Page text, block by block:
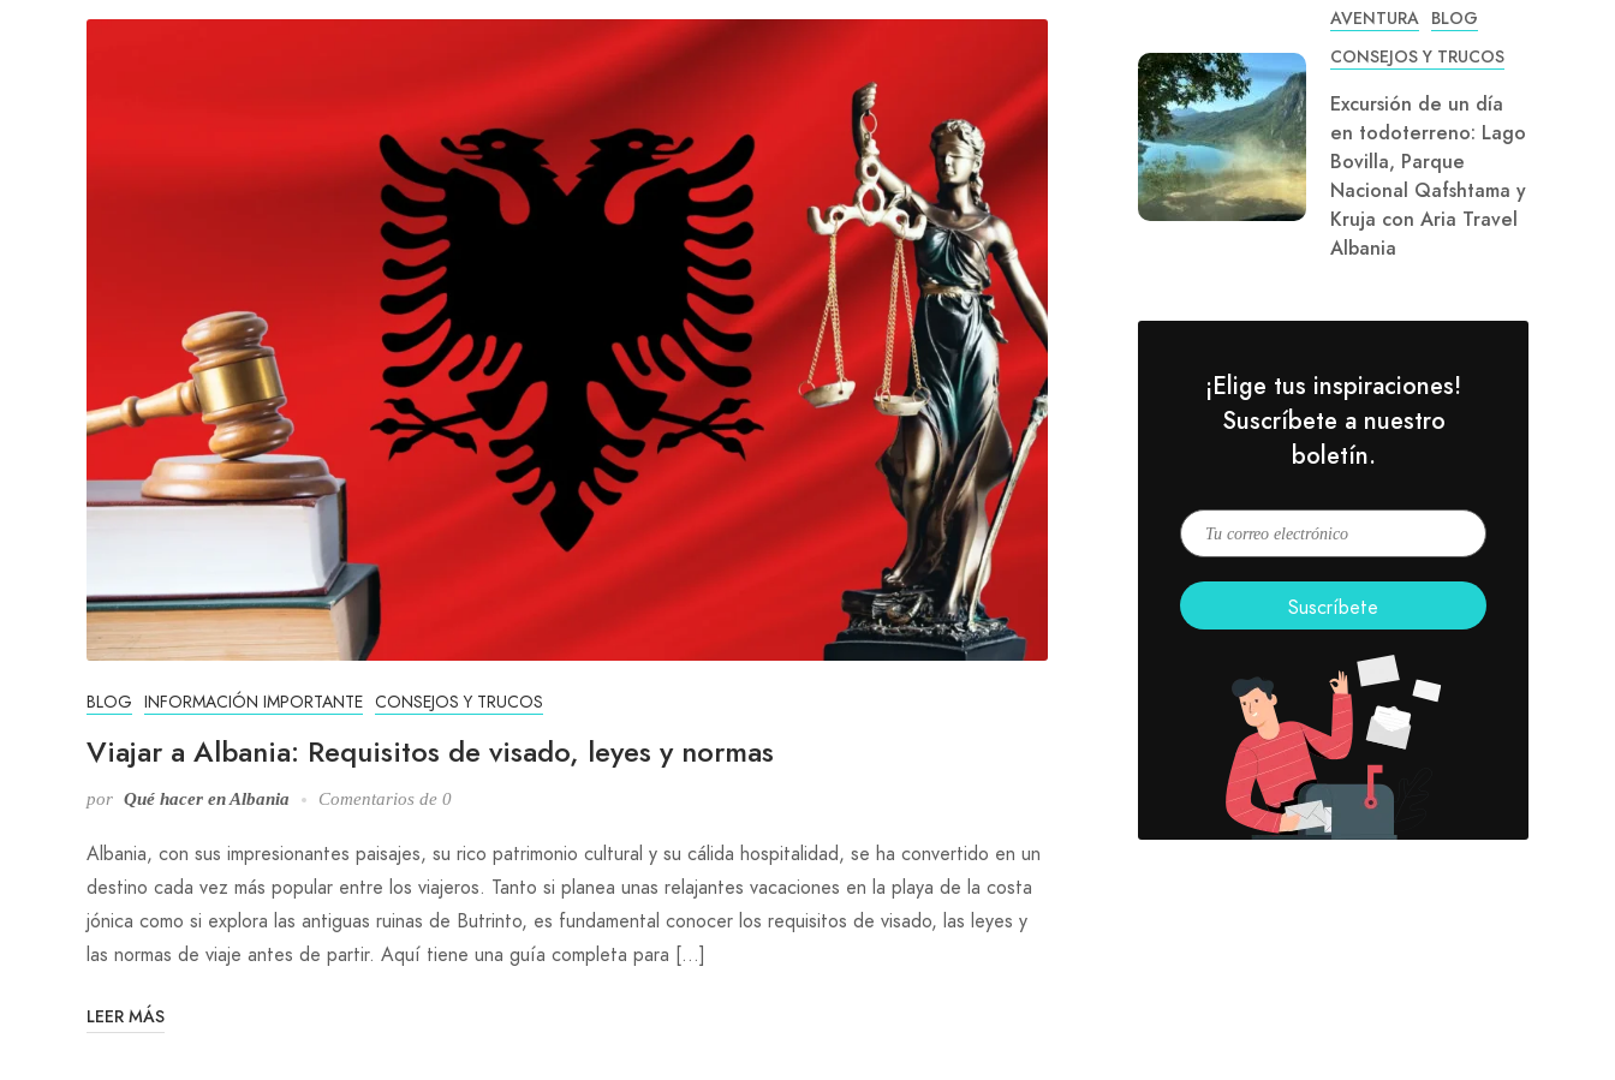
BLOG INFORMACIÓN IMPORTANTE CONSEJOS Y TRUCOS
Viajar a Albania: Requisitos de visado, leyes y normas
por Qué hacer en Albania Comentarios de 0
Albania, con sus impresionantes paisajes, su rico patrimonio cultural y su cálida hospitalidad, se ha convertido en un
destino cada vez más popular entre los viajeros. Tanto si planea unas relajantes vacaciones en la playa de la costa
jónica como si explora las antiguas ruinas de Butrinto, es fundamental conocer los requisitos de visado, las leyes y
las normas de viaje antes de partir. Aquí tiene una guía completa para […]
LEER MÁS
AVENTURA BLOG
CONSEJOS Y TRUCOS
Excursión de un día
en todoterreno: Lago
Bovilla, Parque
Nacional Qafshtama y
Kruja con Aria Travel
Albania
¡Elige tus inspiraciones!
Suscríbete a nuestro
boletín.